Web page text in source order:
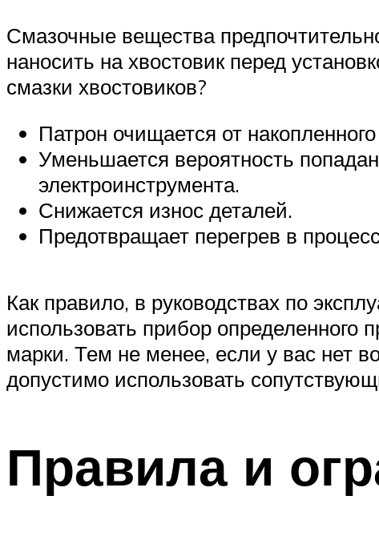
Смазочные вещества
наносить на хвостовик перед
смазки хвостовиков?
Патрон очищается от
Уменьшается вероятность
электроинструмента.
Снижается износ деталей.
Предотвращает перегрев в
Как правило, в руководствах по
использовать прибор определенного
марки. Тем не менее, если у вас нет
допустимо использовать
Правила и